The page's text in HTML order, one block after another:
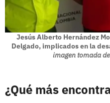
Jesús Alberto Hernández
Delgado, implicados en la
imagen tomada
¿Qué más